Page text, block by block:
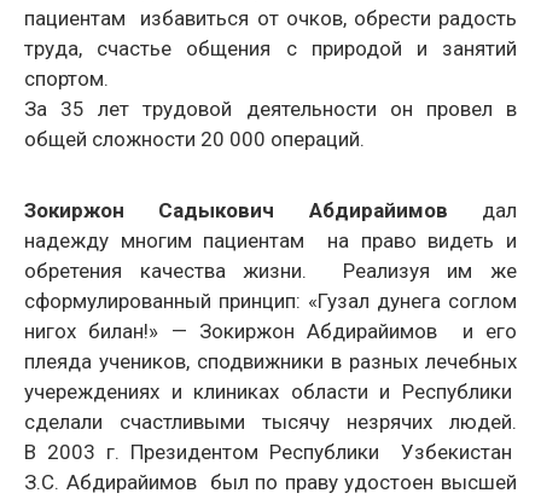
пациентам избавиться от очков, обрести радость
труда, счастье общения с природой и занятий
спортом.
За 35 лет трудовой деятельности он провел в
общей сложности 20 000 операций.
Зокиржон Садыкович Абдирайимов дал
надежду многим пациентам на право видеть и
обретения качества жизни. Реализуя им же
сформулированный принцип: «Гузал дунега соглом
нигох билан!» — Зокиржон Абдирайимов и его
плеяда учеников, сподвижники в разных лечебных
учереждениях и клиниках области и Республики
сделали счастливыми тысячу незрячих людей.
В 2003 г. Президентом Республики Узбекистан
З.С. Абдирайимов был по праву удостоен высшей